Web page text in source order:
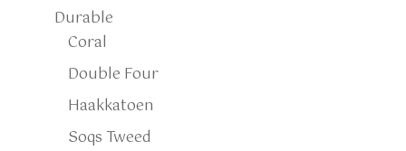
Durable
Coral
Double Four
Haakkatoen
Soqs Tweed